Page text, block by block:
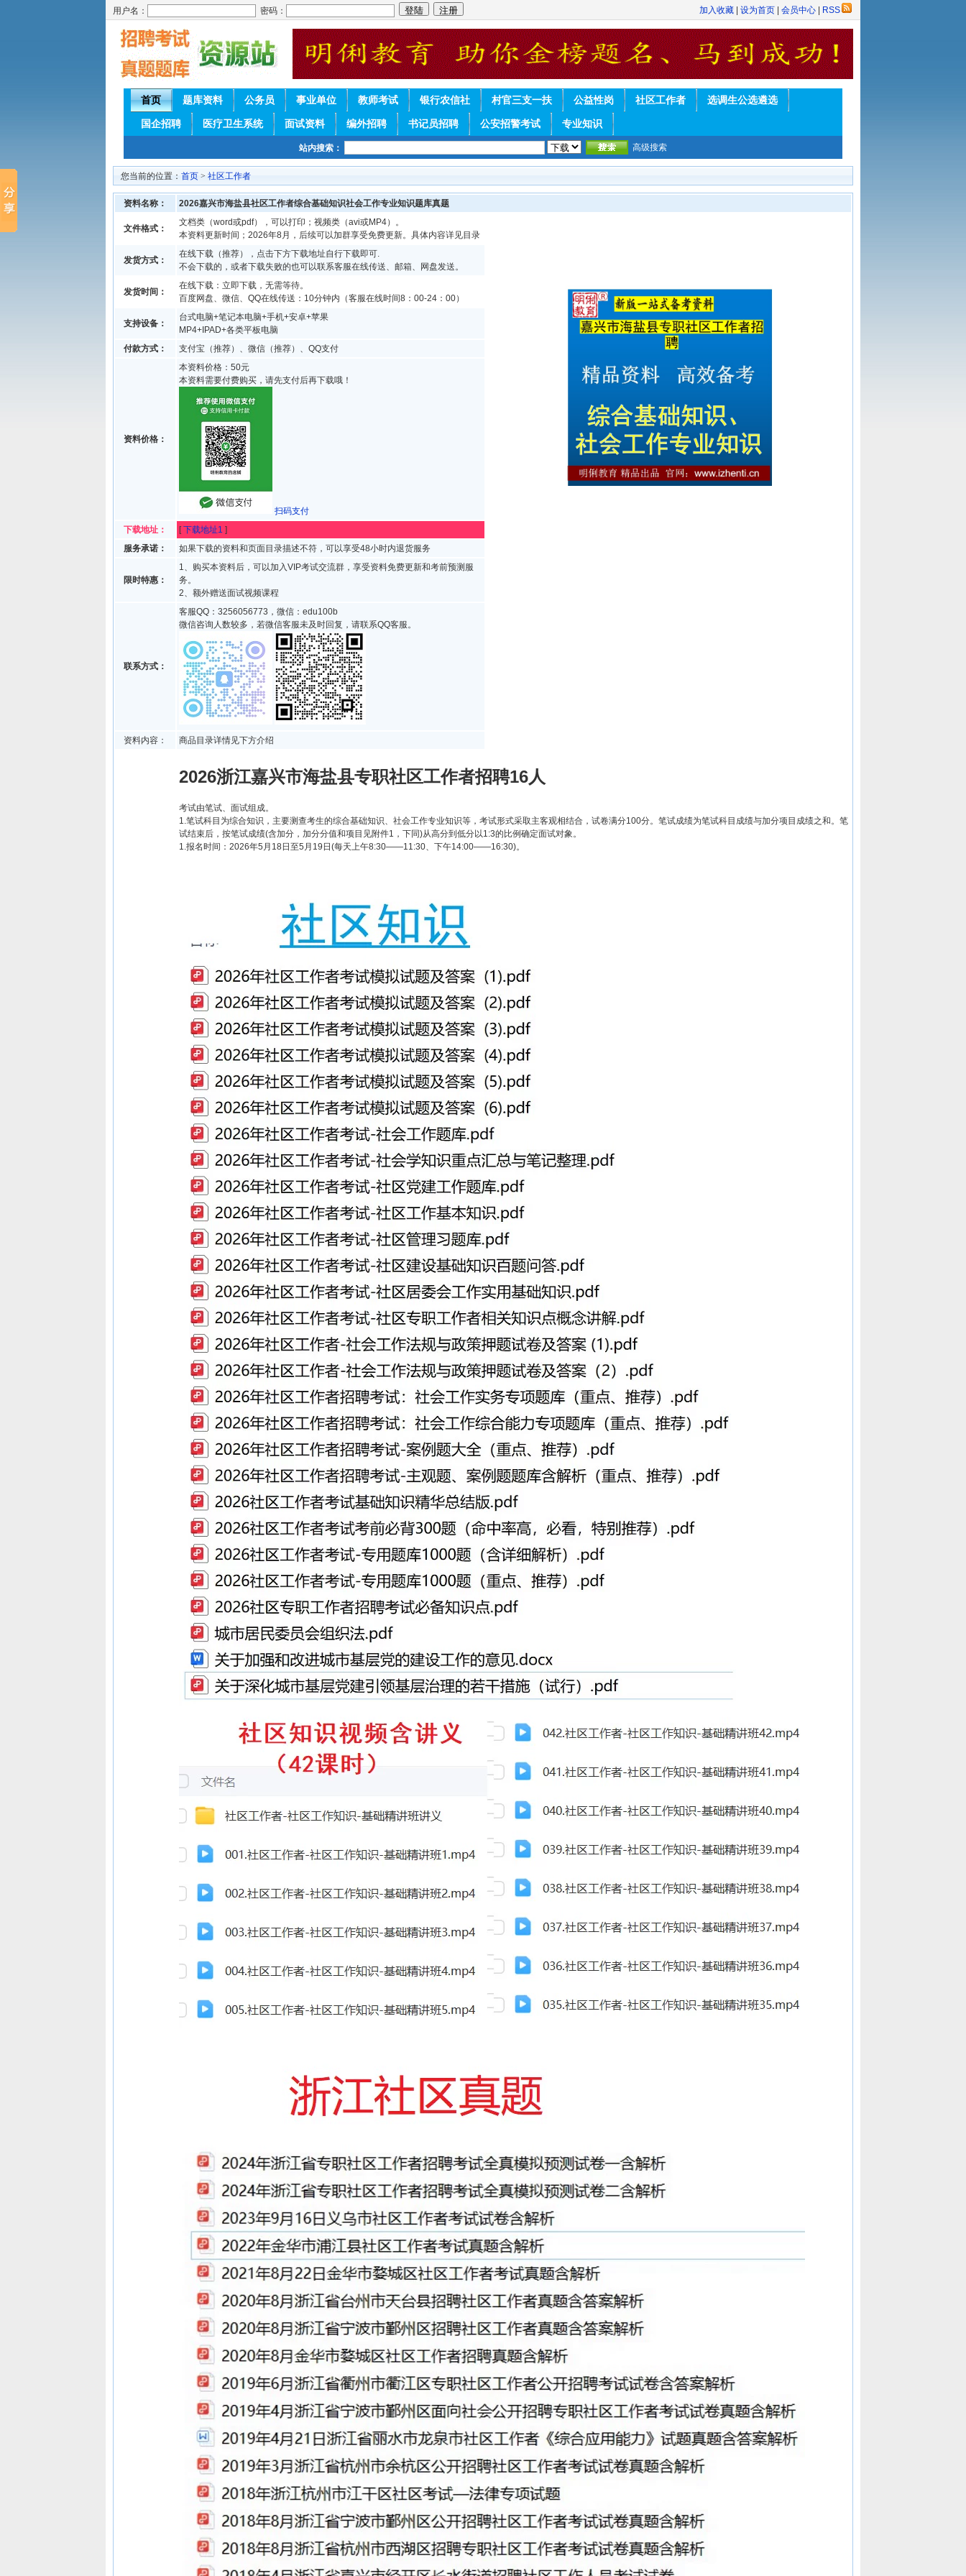
用户名： 密码： 加入收藏 设为首页 会员中心 RSS
首页 题库资料 公务员 事业单位 教师考试 银行农信社 村官三支一扶 公益性岗 社区工作者 选调生公选遴选
国企招聘 医疗卫生系统 面试资料 编外招聘 书记员招聘 公安招警考试 专业知识
站内搜索： 高级搜索
您当前的位置： 首页 > 社区工作者
资料名称： 2026嘉兴市海盐县社区工作者综合基础知识社会工作专业知识题库真题
文件格式：
文档类（word或pdf），可以打印；视频类（avi或MP4）。
本资料更新时间；2026年8月，后续可以加群享受免费更新。具体内容详见目录
发货方式：
在线下载（推荐），点击下方下载地址自行下载即可.
不会下载的，或者下载失败的也可以联系客服在线传送、邮箱、网盘发送。
发货时间：
在线下载：立即下载，无需等待。
百度网盘、微信、QQ在线传送：10分钟内（客服在线时间8：00-24：00）
支持设备：
台式电脑+笔记本电脑+手机+安卓+苹果
MP4+IPAD+各类平板电脑
付款方式：
支付宝（推荐）、微信（推荐）、QQ支付
资料价格：
本资料价格：50元
本资料需要付费购买，请先支付后再下载哦！
扫码支付
下载地址：
[下载地址1 ]
服务承诺：
如果下载的资料和页面目录描述不符，可以享受48小时内退货服务
限时特惠：
1、购买本资料后，可以加入VIP考试交流群，享受资料免费更新和考前预测服
务。
2、额外赠送面试视频课程
联系方式：
客服QQ：3256056773，微信：edu100b
微信咨询人数较多，若微信客服未及时回复，请联系QQ客服。
资料内容： 商品目录详情见下方介绍
2026浙江嘉兴市海盐县专职社区工作者招聘16人
考试由笔试、面试组成。
1.笔试科目为综合知识，主要测查考生的综合基础知识、社会工作专业知识等，考试形式采取主客观相结合，试卷满分100分。笔试成绩为笔试科目成绩与加分项目成绩之和。笔
试结束后，按笔试成绩(含加分，加分分值和项目见附件1，下同)从高分到低分以1:3的比例确定面试对象。
1.报名时间：2026年5月18日至5月19日(每天上午8:30——11:30、下午14:00——16:30)。